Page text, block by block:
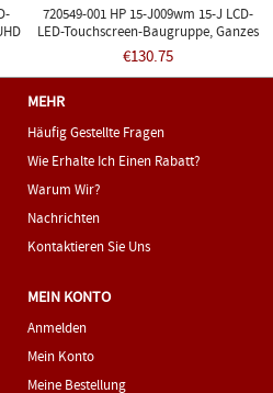
720549-001 HP 15-J009wm 15-J LCD-
LED-Touchscreen-Baugruppe, Ganzes
Scharnier Nach Oben
€130.75
MEHR
Häufig Gestellte Fragen
Wie Erhalte Ich Einen Rabatt?
Warum Wir?
Nachrichten
Kontaktieren Sie Uns
MEIN KONTO
Anmelden
Mein Konto
Meine Bestellung